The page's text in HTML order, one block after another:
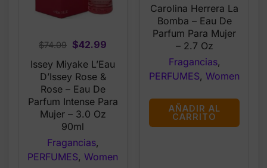
$74.09 Original
price
was:
$74.09.
$42.99
Issey Miyake L’Eau
D’Issey Rose &
Rose – Eau De
Parfum Intense Para
Mujer – 3.0 Oz
90ml
Fragancias,
PERFUMES, Women
was:
$182.99.
Carolina Herrera La
Bomba – Eau De
Parfum Para Mujer
– 2.7 Oz
Fragancias,
PERFUMES, Women
AÑADIR AL
CARRITO